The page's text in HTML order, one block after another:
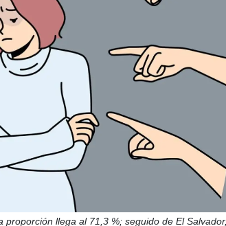
llega al 71,3 %; seguido de El Salvador,